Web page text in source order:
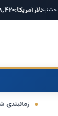
دلار آمریکا:
زمانبندی